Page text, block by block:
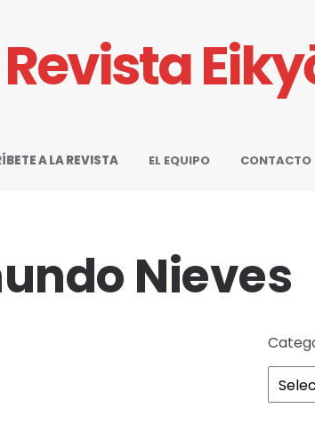
A LA REVISTA EL EQUIPO
CONTACTO
Nieves